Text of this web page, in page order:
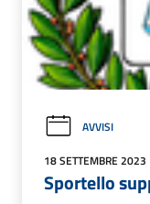
AVVISI
18 SETTEMBRE 2023
Sportello